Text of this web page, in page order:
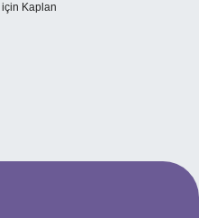
için Kaplan